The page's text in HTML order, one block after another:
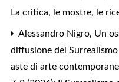
La critica, le mostre, le
Alessandro Nigro, Un
diffusione del Surrealismo
aste di arte